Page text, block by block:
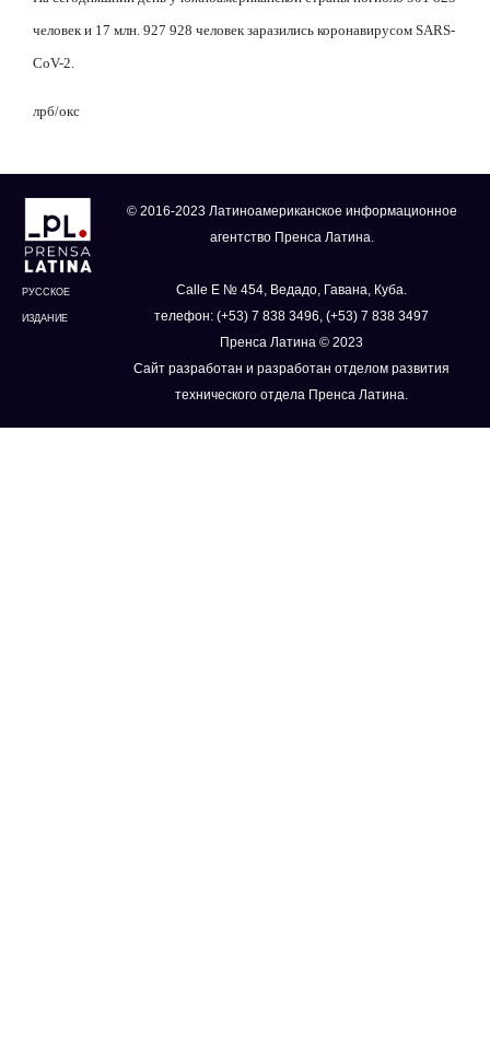
человек и 17 млн. 927 928 человек заразились коронавирусом SARS-
CoV-2.
лрб/окс
РУССКОЕ
ИЗДАНИЕ
© 2016-2023 Латиноамериканское информационное
агентство Пренса Латина.
Calle E № 454, Ведадо, Гавана, Куба.
телефон: (+53) 7 838 3496, (+53) 7 838 3497
Пренса Латина © 2023
Сайт разработан и разработан отделом развития
технического отдела Пренса Латина.